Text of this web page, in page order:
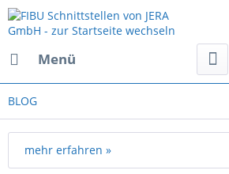
Menü
BLOG
mehr erfahren »